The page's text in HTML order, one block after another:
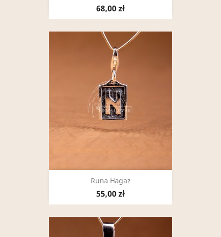
68,00 zł
Runa Hagaz
55,00 zł